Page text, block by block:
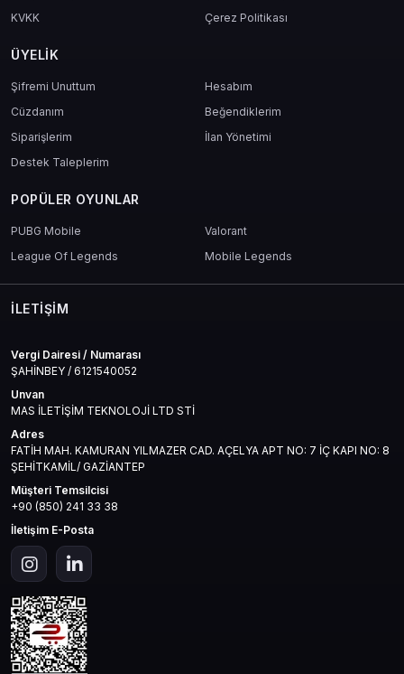
KVKK
Çerez Politikası
ÜYELIK
Şifremi Unuttum
Hesabım
Cüzdanım
Beğendiklerim
Siparişlerim
İlan Yönetimi
Destek Taleplerim
POPÜLER OYUNLAR
PUBG Mobile
Valorant
League Of Legends
Mobile Legends
İLETIŞIM
Vergi Dairesi / Numarası
ŞAHİNBEY / 6121540052
Unvan
MAS İLETİŞİM TEKNOLOJİ LTD STİ
Adres
FATİH MAH. KAMURAN YILMAZER CAD. AÇELYA APT NO: 7 İÇ KAPI NO: 8
ŞEHİTKAMİL/ GAZİANTEP
Müşteri Temsilcisi
+90 (850) 241 33 38
İletişim E-Posta